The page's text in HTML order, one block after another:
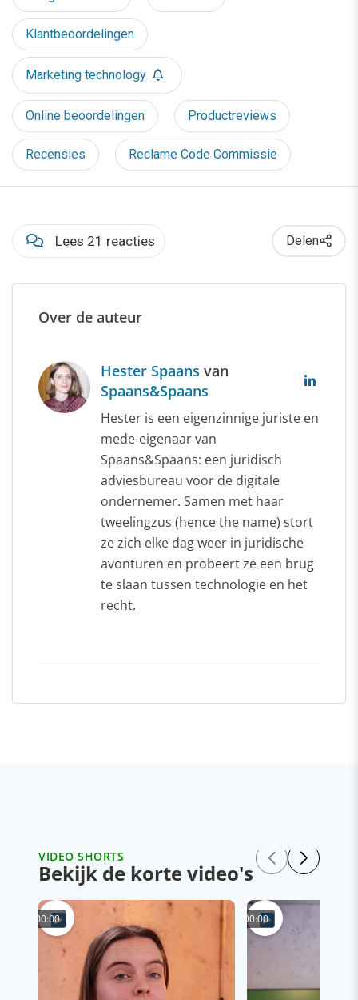
Klantbeoordelingen
Marketing technology
Online beoordelingen Productreviews
Recensies Reclame Code Commissie
Lees 21 reacties Delen
Over de auteur
Hester Spaans van
Spaans&Spaans
Hester is een eigenzinnige juriste en
mede-eigenaar van
Spaans&Spaans: een juridisch
adviesbureau voor de digitale
ondernemer. Samen met haar
tweelingzus (hence the name) stort
ze zich elke dag weer in juridische
avonturen en probeert ze een brug
te slaan tussen technologie en het
recht.
VIDEO SHORTS
Bekijk de korte video's
00:00 00:00